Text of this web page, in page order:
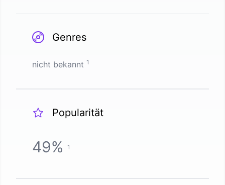
Genres
nicht bekannt 1
Popularität
49% 1